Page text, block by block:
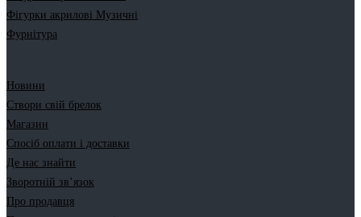
Фігурки акрилові Музичні
Фурнітура
Новини
Створи свій брелок
Магазин
Спосіб оплати і доставки
Де нас знайти
Зворотній зв’язок
Про продавця